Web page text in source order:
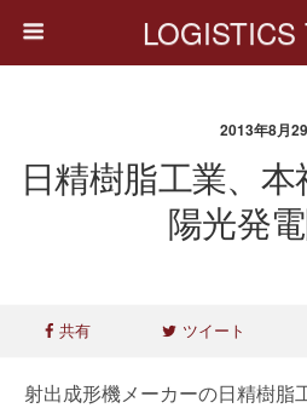
LOGISTICS
2013年8月
日精樹脂工業、
陽光発
共有 ツイート
射出成形機メーカーの日精樹脂